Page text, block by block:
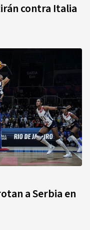
contra Italia
a Serbia en